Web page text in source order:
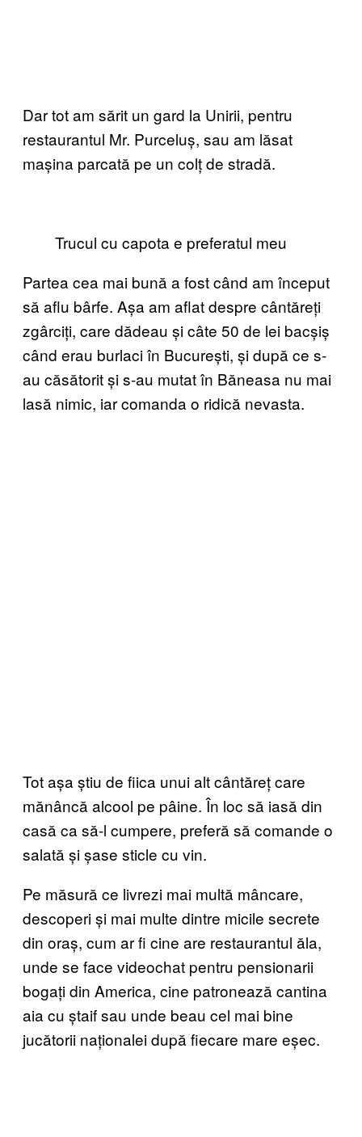
Dar tot am sărit un gard la Unirii, pentru
restaurantul Mr. Purceluș, sau am lăsat
mașina parcată pe un colț de stradă.
Trucul cu capota e preferatul meu
Partea cea mai bună a fost când am început
să aflu bârfe. Așa am aflat despre cântăreți
zgârciți, care dădeau și câte 50 de lei bacșiș
când erau burlaci în București, și după ce s-
au căsătorit și s-au mutat în Băneasa nu mai
lasă nimic, iar comanda o ridică nevasta.
Tot așa știu de fiica unui alt cântăreț care
mănâncă alcool pe pâine. În loc să iasă din
casă ca să-l cumpere, preferă să comande o
salată și șase sticle cu vin.
Pe măsură ce livrezi mai multă mâncare,
descoperi și mai multe dintre micile secrete
din oraș, cum ar fi cine are restaurantul ăla,
unde se face videochat pentru pensionarii
bogați din America, cine patronează cantina
aia cu ștaif sau unde beau cel mai bine
jucătorii naționalei după fiecare mare eșec.